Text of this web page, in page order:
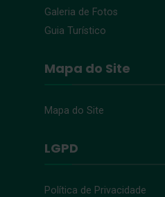
Galeria de Fotos
Guia Turístico
Mapa do Site
Mapa do Site
LGPD
Política de Privacidade